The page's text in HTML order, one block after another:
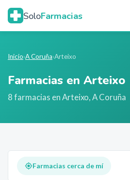
SoloFarmacias
Inicio›A Coruña›Arteixo
Farmacias en Arteixo
8farmacias enArteixo,A Coruña
Farmacias cerca de mí